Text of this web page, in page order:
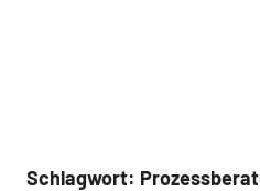
Schlagwort: